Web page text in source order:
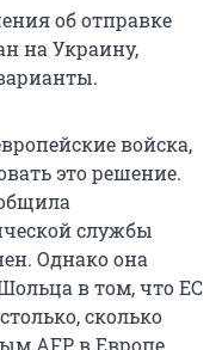
об отправке
на Украину,
войска,
это решение.
службы
Однако она
в том, что ЕС
сколько
AFP, в Европе